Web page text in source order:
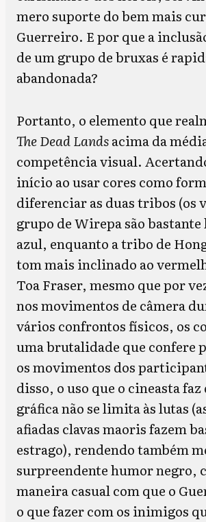
mero suporte do bem mais
Guerreiro. E por que a
de um grupo de bruxas é
abandonada?
Portanto, o elemento que
The Dead Landsacima da
competência visual.
início ao usar cores como
diferenciar as duas tribos (os
grupo de Wirepa são bastante
azul, enquanto a tribo de
tom mais inclinado ao
Toa Fraser, mesmo que por
nos movimentos de câmera
vários confrontos físicos, os
uma brutalidade que confere
os movimentos dos
disso, o uso que o cineasta
gráfica não se limita às lutas
afiadas clavas maoris fazem
estrago), rendendo também
surpreendente humor negro,
maneira casual com que o
o que fazer com os inimigos